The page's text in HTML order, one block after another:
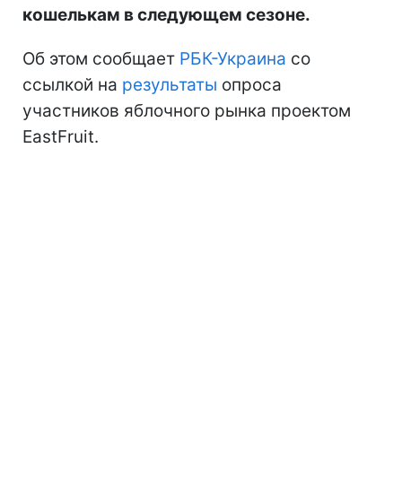
кошелькам в следующем сезоне.
Об этом сообщает РБК-Украина со
ссылкой на результаты опроса
участников яблочного рынка проектом
EastFruit.